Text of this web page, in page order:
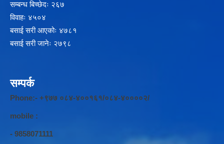
सम्बन्ध बिच्छेदः २६७
विवाहः ४५०४
बसाई सरी आएकोः ४७८१
बसाई सरी जानेः २७९८
सम्पर्क
Phone:- +९७७ ०८४-४००१६१/०८४-४००००२/
mobile :
- 9858071111